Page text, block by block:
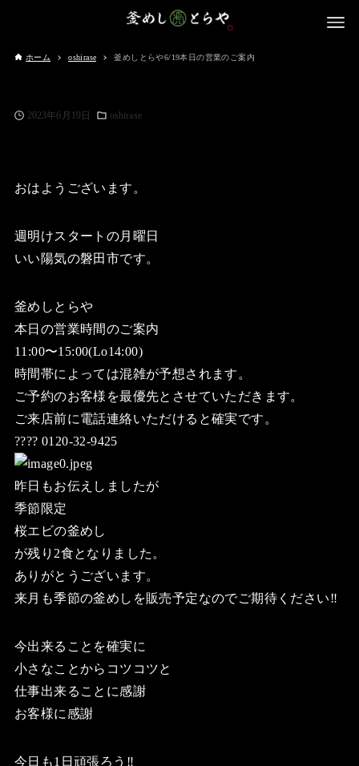
ホーム oshirase 釜めしとらや6/19本日の営業のご案内
2023年6月19日 oshirase
おはようございます。
週明けスタートの月曜日
いい陽気の磐田市です。
釜めしとらや
本日の営業時間のご案内
11:00〜15:00(Lo14:00)
時間帯によっては混雑が予想されます。
ご予約のお客様を最優先とさせていただきます。
ご来店前に電話連絡いただけると確実です。
???? 0120-32-9425
昨日もお伝えしましたが
季節限定
桜エビの釜めし
が残り2食となりました。
ありがとうございます。
来月も季節の釜めしを販売予定なのでご期待ください‼️
今出来ることを確実に
小さなことからコツコツと
仕事出来ることに感謝
お客様に感謝
今日も1日頑張ろう‼️